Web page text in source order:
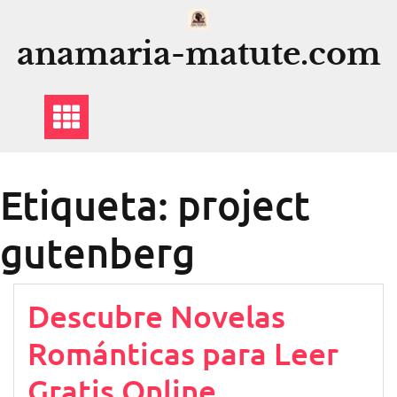
contenido
anamaria-matute.com
Etiqueta: project
gutenberg
Descubre Novelas
Románticas para Leer